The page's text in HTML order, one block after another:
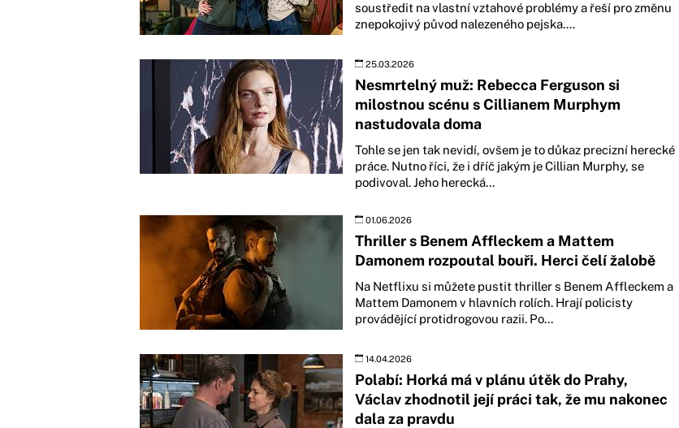
soustředit na vlastní vztahové problémy a řeší pro změnu
znepokojivý původ nalezeného pejska....
25.03.2026
Nesmrtelný muž: Rebecca Ferguson si
milostnou scénu s Cillianem Murphym
nastudovala doma
Tohle se jen tak nevidí, ovšem je to důkaz precizní herecké
práce. Nutno říci, že i dříč jakým je Cillian Murphy, se
podivoval. Jeho herecká...
01.06.2026
Thriller s Benem Affleckem a Mattem
Damonem rozpoutal bouři. Herci čelí žalobě
Na Netflixu si můžete pustit thriller s Benem Affleckem a
Mattem Damonem v hlavních rolích. Hrají policisty
provádějící protidrogovou razii. Po...
14.04.2026
Polabí: Horká má v plánu útěk do Prahy,
Václav zhodnotil její práci tak, že mu nakonec
dala za pravdu